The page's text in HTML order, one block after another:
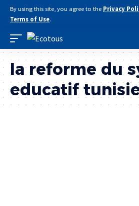
By using this site, you agree to the Privacy
Terms of Use.
la reforme du
educatif